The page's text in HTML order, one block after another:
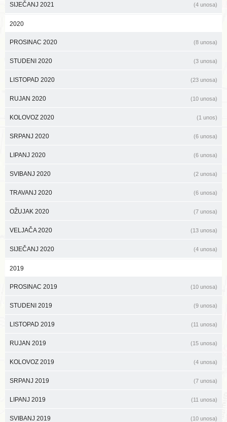
SIJEČANJ 2021 (4 unosa)
2020
PROSINAC 2020 (8 unosa)
STUDENI 2020 (3 unosa)
LISTOPAD 2020 (23 unosa)
RUJAN 2020 (10 unosa)
KOLOVOZ 2020 (1 unos)
SRPANJ 2020 (6 unosa)
LIPANJ 2020 (6 unosa)
SVIBANJ 2020 (2 unosa)
TRAVANJ 2020 (6 unosa)
OŽUJAK 2020 (7 unosa)
VELJAČA 2020 (13 unosa)
SIJEČANJ 2020 (4 unosa)
2019
PROSINAC 2019 (10 unosa)
STUDENI 2019 (9 unosa)
LISTOPAD 2019 (11 unosa)
RUJAN 2019 (15 unosa)
KOLOVOZ 2019 (4 unosa)
SRPANJ 2019 (7 unosa)
LIPANJ 2019 (11 unosa)
SVIBANJ 2019 (10 unosa)